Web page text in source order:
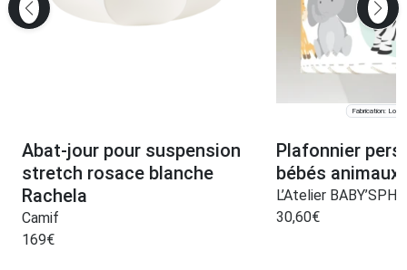
Abat-jour pour suspension
stretch rosace blanche
Rachela
Camif
169€
Fabrication:
Plafonnier
bébés animaux
L’Atelier
30,60€